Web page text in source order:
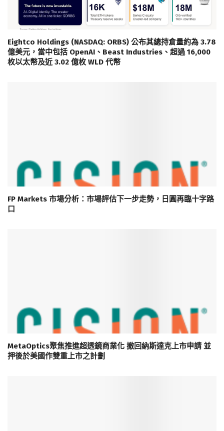
Eightco Holdings (NASDAQ: ORBS) 公布其總持倉量約為 3.78
億美元，當中包括 OpenAI、Beast Industries、超過 16,000
枚以太幣及近 3.02 億枚 WLD 代幣
FP Markets 市場分析：市場評估下一步走勢，日圓再臨十字路
口
MetaOptics聚焦推進超透鏡商業化 撤回納斯達克上市申請 並
押後於美國作雙重上市之計劃